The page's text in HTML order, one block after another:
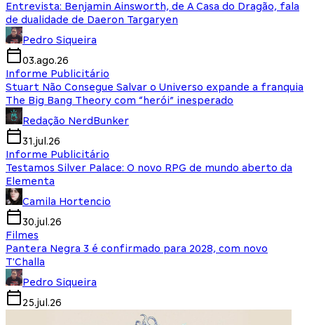
Entrevista: Benjamin Ainsworth, de A Casa do Dragão, fala
de dualidade de Daeron Targaryen
Pedro Siqueira
03.ago.26
Informe Publicitário
Stuart Não Consegue Salvar o Universo expande a franquia
The Big Bang Theory com “herói” inesperado
Redação NerdBunker
31.jul.26
Informe Publicitário
Testamos Silver Palace: O novo RPG de mundo aberto da
Elementa
Camila Hortencio
30.jul.26
Filmes
Pantera Negra 3 é confirmado para 2028, com novo
T'Challa
Pedro Siqueira
25.jul.26